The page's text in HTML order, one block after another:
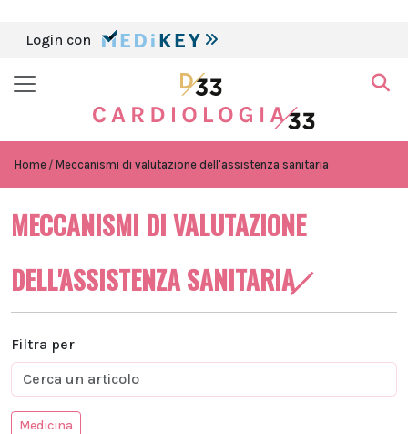
Login con
Home Meccanismi di valutazione dell'assistenza sanitaria
MECCANISMI DI VALUTAZIONE
DELL'ASSISTENZA SANITARIA
Filtra per
Medicina